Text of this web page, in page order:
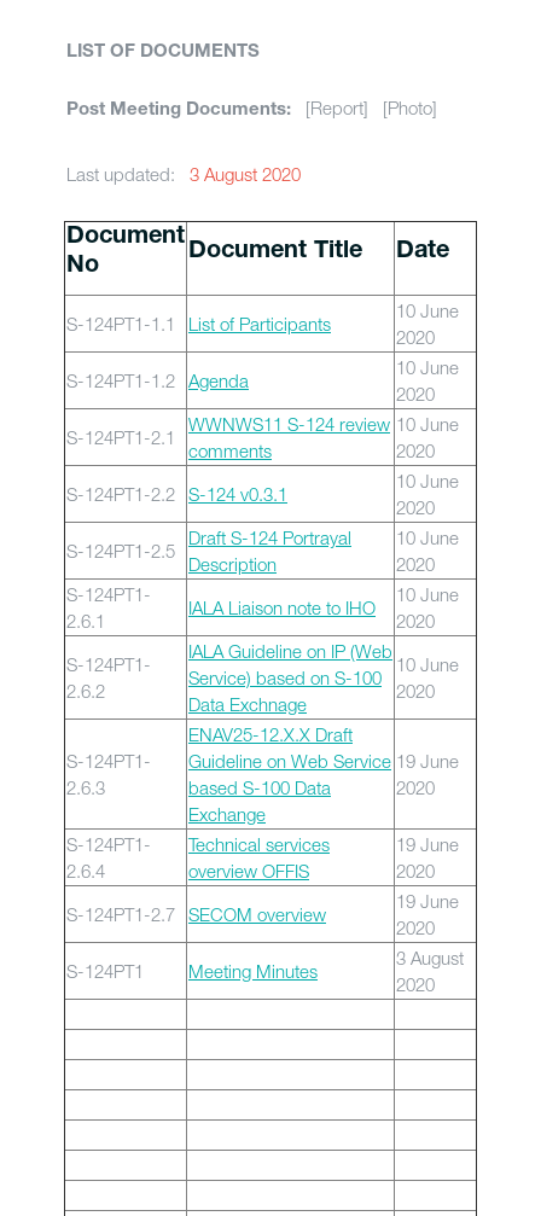
LIST OF DOCUMENTS
Post Meeting Documents: [Report] [Photo]
Last updated: 3 August 2020
Document
No
Document Title Date
S-124PT1-1.1 List of Participants
10 June
2020
S-124PT1-1.2
Agenda
10 June
2020
S-124PT1-2.1
WWNWS11 S-124 review
comments
10 June
2020
S-124PT1-2.2
S-124 v0.3.1
10 June
2020
S-124PT1-2.5
Draft S-124 Portrayal
Description
10 June
2020
S-124PT1-
2.6.1
IALA Liaison note to IHO
10 June
2020
S-124PT1-
2.6.2
IALA Guideline on IP (Web
Service) based on S-100
Data Exchnage
10 June
2020
S-124PT1-
2.6.3
ENAV25-12.X.X Draft
Guideline on Web Service
based S-100 Data
Exchange
19 June
2020
S-124PT1-
2.6.4
Technical services
overview OFFIS
19 June
2020
S-124PT1-2.7
SECOM overview
19 June
2020
S-124PT1
Meeting Minutes
3 August
2020